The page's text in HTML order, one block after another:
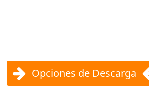
Opciones de Descarga